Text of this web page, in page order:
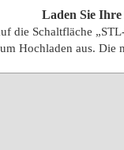
Laden Sie
die Schaltfläche
Hochladen aus. Die